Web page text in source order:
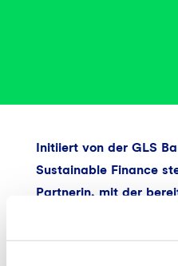
Initiiert von der GLS
Sustainable Finance
Partnerin, mit der
unseren Spirit, unser